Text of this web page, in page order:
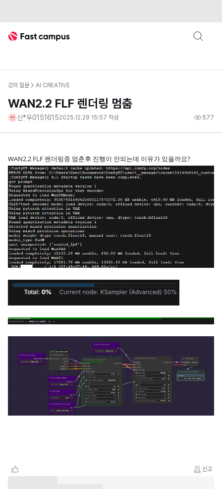
Fast Campus
강의 질문 AI CREATIVE
WAN2.2 FLF 렌더링 멈춤
신*우01516152025.12.29 15:57 작성 577
WAN2.2 FLF 렌더링중 멈춘후 진행이 안되는데 이유가 있을까요?
신고